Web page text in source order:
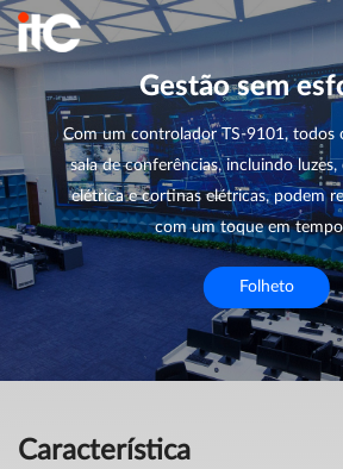
Gestão sem
Com um controlador TS-9101, todos
sala de conferências, incluindo
elétrica e cortinas elétricas, podem
com um toque em
Folheto
Característica